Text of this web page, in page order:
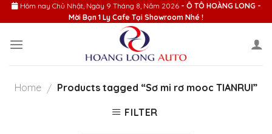
Skip
to
Hôm nay Chủ Nhật, Ngày 9 Tháng 8, Năm 2026 - Ô TÔ HOÀNG LONG -
Mời Bạn 1 Ly Cafe Tại Showroom Nhé !
Home / Products tagged “Sơ mi rơ mooc TIANRUI”
FILTER